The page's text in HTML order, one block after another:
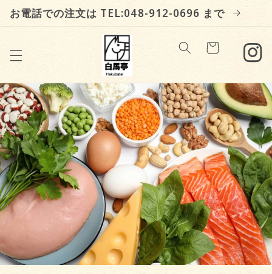
コンテン
ツに進む
お電話での注文は TEL:048-912-0696 まで
ー